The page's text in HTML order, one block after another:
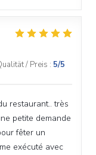
/ Preis : 5/5
restaurant.. très
petite demande
fêter un
exécuté avec